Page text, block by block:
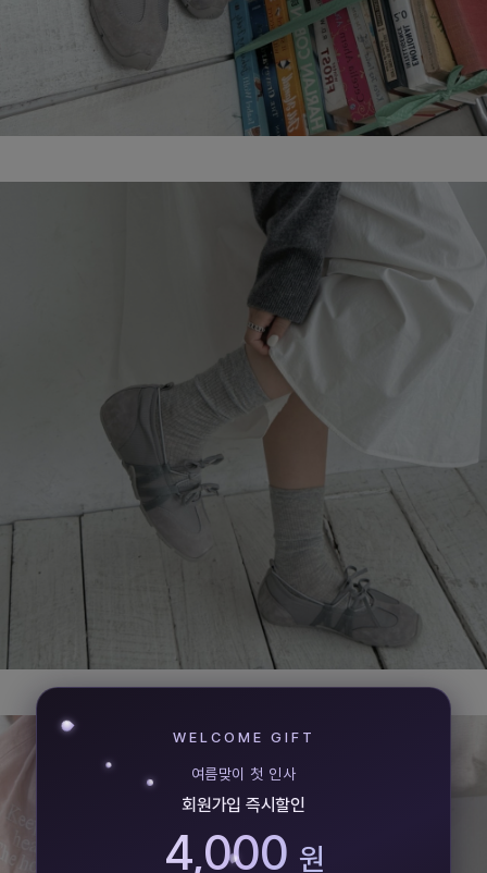
WELCOME GIFT
여름맞이 첫 인사
회원가입 즉시할인
4,000 원